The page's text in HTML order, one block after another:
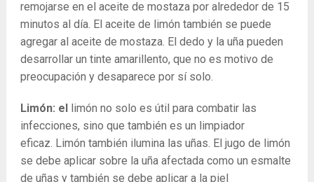
remojarse en el aceite de mostaza por alrededor de 15
minutos al día. El aceite de limón también se puede
agregar al aceite de mostaza. El dedo y la uña pueden
desarrollar un tinte amarillento, que no es motivo de
preocupación y desaparece por sí solo.
Limón: ellimón no solo es útil para combatir las
infecciones, sino que también es un limpiador
eficaz. Limón también ilumina las uñas. El jugo de limón
se debe aplicar sobre la uña afectada como un esmalte
de uñas y también se debe aplicar a la piel